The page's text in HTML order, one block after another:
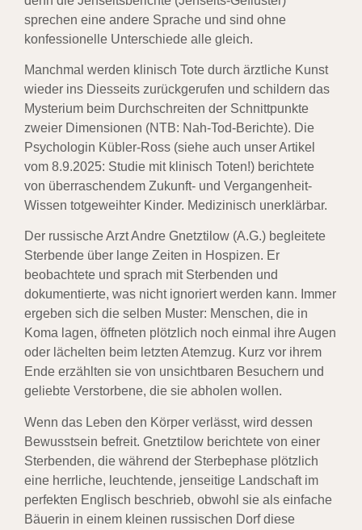
sprechen eine andere Sprache und sind ohne
konfessionelle Unterschiede alle gleich.
Manchmal werden klinisch Tote durch ärztliche Kunst
wieder ins Diesseits zurückgerufen und schildern das
Mysterium beim Durchschreiten der Schnittpunkte
zweier Dimensionen (NTB: Nah-Tod-Berichte). Die
Psychologin Kübler-Ross (siehe auch unser Artikel
vom 8.9.2025: Studie mit klinisch Toten!) berichtete
von überraschendem Zukunft- und Vergangenheit-
Wissen totgeweihter Kinder. Medizinisch unerklärbar.
Der russische Arzt Andre Gnetztilow (A.G.) begleitete
Sterbende über lange Zeiten in Hospizen. Er
beobachtete und sprach mit Sterbenden und
dokumentierte, was nicht ignoriert werden kann. Immer
ergeben sich die selben Muster: Menschen, die in
Koma lagen, öffneten plötzlich noch einmal ihre Augen
oder lächelten beim letzten Atemzug. Kurz vor ihrem
Ende erzählten sie von unsichtbaren Besuchern und
geliebte Verstorbene, die sie abholen wollen.
Wenn das Leben den Körper verlässt, wird dessen
Bewusstsein befreit. Gnetztilow berichtete von einer
Sterbenden, die während der Sterbephase plötzlich
eine herrliche, leuchtende, jenseitige Landschaft im
perfekten Englisch beschrieb, obwohl sie als einfache
Bäuerin in einem kleinen russischen Dorf diese